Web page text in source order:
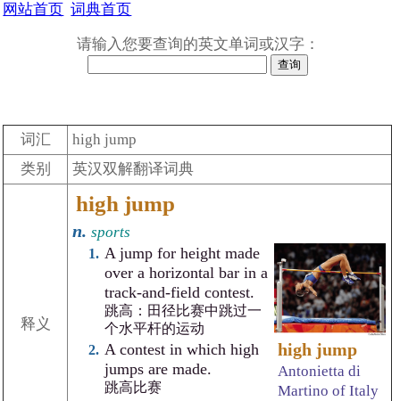
网站首页 词典首页
请输入您要查询的英文单词或汉字：
词汇
high jump
类别
英汉双解翻译词典
释义
high jump
n. sports
high jump
Antonietta di
Martino of Italy
A jump for height made
over a horizontal bar in a
track-and-field contest.
跳高：田径比赛中跳过一
个水平杆的运动
A contest in which high
jumps are made.
跳高比赛